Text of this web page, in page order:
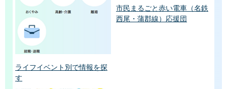
ライフイベント別で情報を探
す
市民まるごと赤い電車（名鉄
西尾・蒲郡線）応援団